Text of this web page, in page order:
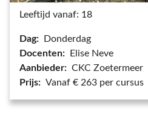
Leeftijd vanaf: 18
Dag:
Donderdag
Docenten:
Elise Neve
Aanbieder: CKC Zoetermeer
Prijs: Vanaf € 263 per cursus